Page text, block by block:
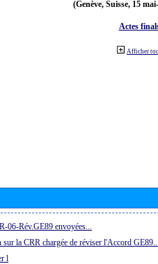
(Genève, Suisse, 15
Actes
Afficher
06-Rév.GE89 envoyées...
sur la CRR chargée de réviser l'Accord
l